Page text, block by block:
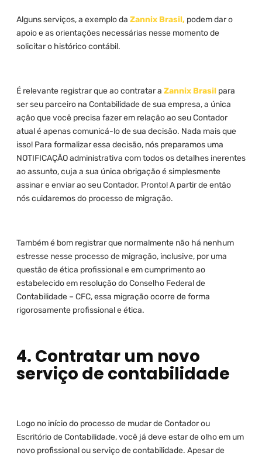
Alguns serviços, a exemplo da Zannix Brasil, podem dar o
apoio e as orientações necessárias nesse momento de
solicitar o histórico contábil.
É relevante registrar que ao contratar a Zannix Brasil para
ser seu parceiro na Contabilidade de sua empresa, a única
ação que você precisa fazer em relação ao seu Contador
atual é apenas comunicá-lo de sua decisão. Nada mais que
isso! Para formalizar essa decisão, nós preparamos uma
NOTIFICAÇÃO administrativa com todos os detalhes inerentes
ao assunto, cuja a sua única obrigação é simplesmente
assinar e enviar ao seu Contador. Pronto! A partir de então
nós cuidaremos do processo de migração.
Também é bom registrar que normalmente não há nenhum
estresse nesse processo de migração, inclusive, por uma
questão de ética profissional e em cumprimento ao
estabelecido em resolução do Conselho Federal de
Contabilidade – CFC, essa migração ocorre de forma
rigorosamente profissional e ética.
4. Contratar um novo
serviço de contabilidade
Logo no início do processo de mudar de Contador ou
Escritório de Contabilidade, você já deve estar de olho em um
novo profissional ou serviço de contabilidade. Apesar de